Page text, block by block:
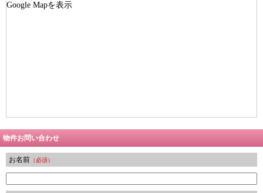
Google Mapを表示
物件お問い合わせ
お名前 （必須）